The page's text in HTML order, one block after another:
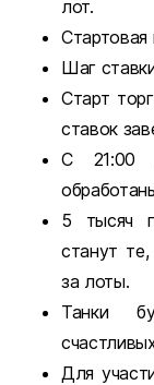
лот.
Шаг
Старт
ставок
С 21:00
5 тысяч
станут
за лоты.
Танки
Для